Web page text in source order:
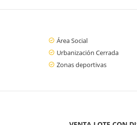
Área Social
Urbanización Cerrada
Zonas deportivas